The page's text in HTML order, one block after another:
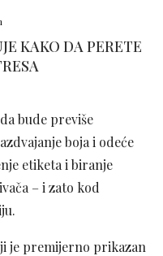
KAKO DA PERETE
bude previše
boja i odeće
etiketa i biranje
– i zato kod
je premijerno prikazan